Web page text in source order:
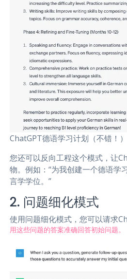
ChatGPT德语学习计划（不错！）
您还可以反向工程这个模式，让
物。例如：“为我创建一个德语学
言学学位。”
2. 问题细化模式
使用问题细化模式，您可以请求
用这些问题的答案准确回答初始问题。